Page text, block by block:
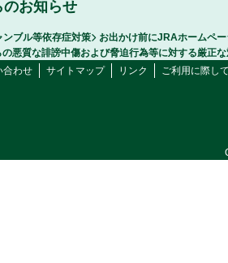
お知らせ
ブル等依存症対策
お出かけ前にJRAホームペ
の悪質な誹謗中傷および脅迫行為等に対する厳正
合わせ
サイトマップ リンク ご利用に際し